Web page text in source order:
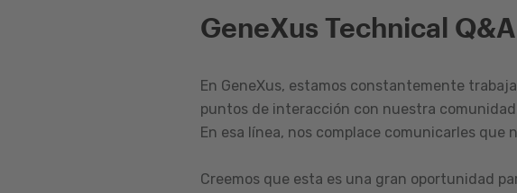
GeneXus Technical Q&A
En GeneXus, estamos constantemente
puntos de interacción con nuestra
En esa línea, nos complace comunicarles
Creemos que esta es una gran oportunidad